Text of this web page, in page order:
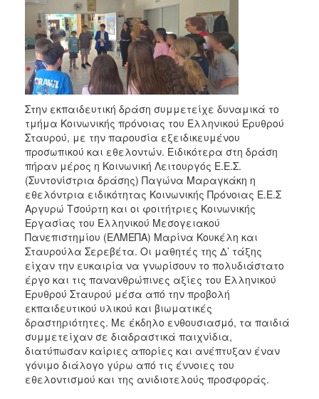
​Στην εκπαιδευτική δράση συμμετείχε δυναμικά το
τμήμα Κοινωνικής πρόνοιας του Ελληνικού Ερυθρού
Σταυρού, με την παρουσία εξειδικευμένου
προσωπικού και εθελοντών. Ειδικότερα στη δράση
πήραν μέρος η Κοινωνική Λειτουργός Ε.Ε.Σ.
(Συντονίστρια δράσης) Παγώνα Μαραγκάκη η
εθελόντρια ειδικότητας Κοινωνικής Πρόνοιας Ε.Ε.Σ
Αργυρώ Τσούρτη και οι φοιτήτριες Κοινωνικής
Εργασίας του Ελληνικού Μεσογειακού
Πανεπιστημίου (ΕΛΜΕΠΑ) Μαρίνα Κουκέλη και
Σταυρούλα Σερεβέτα. Οι μαθητές της Δ’ τάξης
είχαν την ευκαιρία να γνωρίσουν το πολυδιάστατο
έργο και τις πανανθρώπινες αξίες του Ελληνικού
Ερυθρού Σταυρού μέσα από την προβολή
εκπαιδευτικού υλικού και βιωματικές
δραστηριότητες. Με έκδηλο ενθουσιασμό, τα παιδιά
συμμετείχαν σε διαδραστικά παιχνίδια,
διατύπωσαν καίριες απορίες και ανέπτυξαν έναν
γόνιμο διάλογο γύρω από τις έννοιες του
εθελοντισμού και της ανιδιοτελούς προσφοράς.